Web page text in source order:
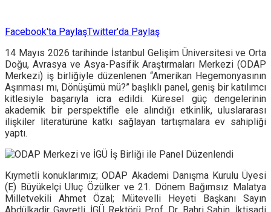
Facebook'ta PaylaşTwitter'da Paylaş
14 Mayıs 2026 tarihinde İstanbul Gelişim Üniversitesi ve Orta
Doğu, Avrasya ve Asya-Pasifik Araştırmaları Merkezi (ODAP
Merkezi) iş birliğiyle düzenlenen “Amerikan Hegemonyasının
Aşınması mı, Dönüşümü mü?” başlıklı panel, geniş bir katılımcı
kitlesiyle başarıyla icra edildi. Küresel güç dengelerinin
akademik bir perspektifle ele alındığı etkinlik, uluslararası
ilişkiler literatürüne katkı sağlayan tartışmalara ev sahipliği
yaptı.
Kıymetli konuklarımız; ODAP Akademi Danışma Kurulu Üyesi
(E) Büyükelçi Uluç Özülker ve 21. Dönem Bağımsız Malatya
Milletvekili Ahmet Özal; Mütevelli Heyeti Başkanı Sayın